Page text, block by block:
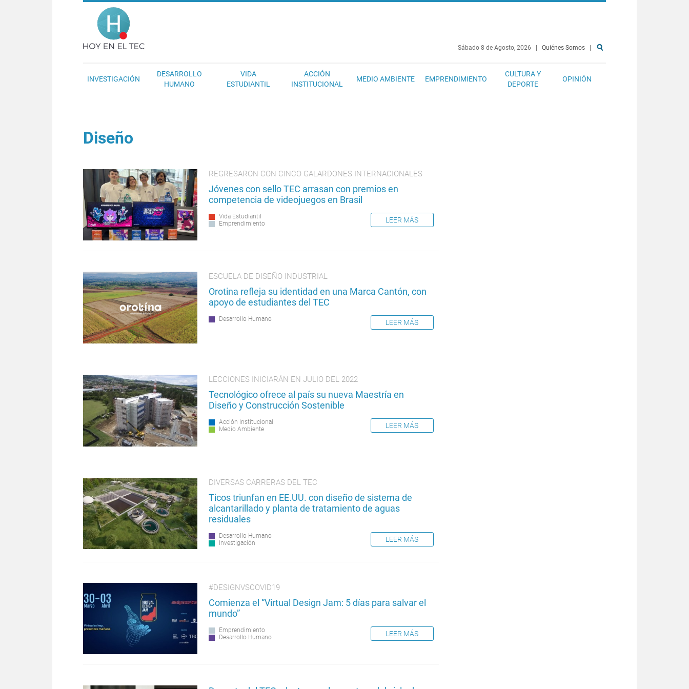
Pasar al contenido principal
Sábado 8 de Agosto, 2026 Quiénes Somos
INVESTIGACIÓN
DESARROLLO
HUMANO
VIDA
ESTUDIANTIL
ACCIÓN
INSTITUCIONAL
MEDIO AMBIENTE EMPRENDIMIENTO
CULTURA Y
DEPORTE
OPINIÓN
Diseño
REGRESARON CON CINCO GALARDONES INTERNACIONALES
Jóvenes con sello TEC arrasan con premios en
competencia de videojuegos en Brasil
Vida Estudiantil
Emprendimiento
LEER MÁS
ESCUELA DE DISEÑO INDUSTRIAL
Orotina refleja su identidad en una Marca Cantón, con
apoyo de estudiantes del TEC
Desarrollo Humano LEER MÁS
LECCIONES INICIARÁN EN JULIO DEL 2022
Tecnológico ofrece al país su nueva Maestría en
Diseño y Construcción Sostenible
Acción Institucional
Medio Ambiente
LEER MÁS
DIVERSAS CARRERAS DEL TEC
Ticos triunfan en EE.UU. con diseño de sistema de
alcantarillado y planta de tratamiento de aguas
residuales
Desarrollo Humano
Investigación
LEER MÁS
#DESIGNVSCOVID19
Comienza el “Virtual Design Jam: 5 días para salvar el
mundo”
Emprendimiento
Desarrollo Humano
LEER MÁS